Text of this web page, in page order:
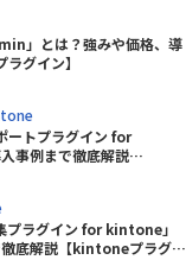
」とは？強みや価格、導
グイン】
ートプラグイン for
事例まで徹底解説
ラグイン for kintone」
徹底解説【kintoneプラグイ